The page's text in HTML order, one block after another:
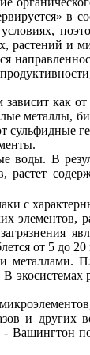
растений и
зависит как
металлы,
сульфидные
В
растет
с
от 5 до 20
В экосистемах
и других